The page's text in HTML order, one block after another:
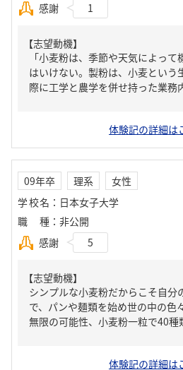
感謝
1
【志望動機】
「小麦粉は、季節や天気によっ
はいけない。製粉は、小麦という
際に工学と農学を併せ持った業務
体験記の詳細は
09年卒 理系
女性
学校名 ： 日本女子大学
職種 ： 非公開
感謝
5
【志望動機】
シンプルな小麦粉だからこそ自分
で、パンや麺類を始め世の中の色
無限の可能性、小麦粉一粒で40
体験記の詳細は